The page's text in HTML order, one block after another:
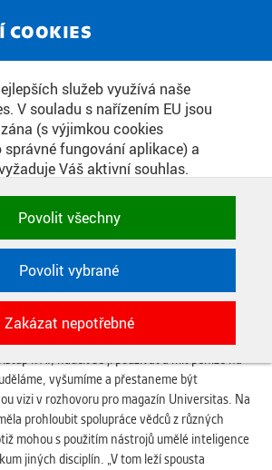
COOKIES
služeb využívá naše
V souladu s nařízením EU jsou
(s výjimkou cookies
fungování aplikace) a
Váš aktivní souhlas.
vybrat a povolit cookies podle
rozhodnutí můžete samozřejmě
využívané aplikacemi
jejich nastavení,
relace. Jsou
fungování a jsou
Povolit všechny
Povolit vybrané
Zakázat nepotřebné
SERVIS
SE Z
BYZNYSU VRACÍ NA
Ondřej Vaněk z Blindspot Solutions.
k AI (...) Když to neuděláme,
být relevantní.“
spoluzakladatel firmy Blindspot Solutions
k AI, naučit se ji používat a mít peníze na
vyšumíme a přestaneme být
vizi v rozhovoru pro magazín Universitas. Na
prohloubit spolupráce vědců z různých
mohou s použitím nástrojů umělé inteligence
jiných disciplín. „V tom leží spousta